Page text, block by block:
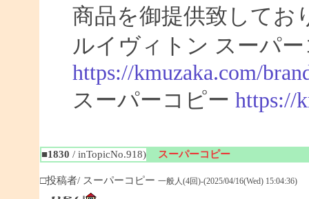
商品を御提供致してお
ルイヴィトン スーパ
https://kmuzaka.com/
スーパーコピー https://
■1830 / inTopicNo.918) スーパーコピー
□投稿者/ スーパーコピー 一般人(4回)-(2025/04/16(Wed) 15:04:36)